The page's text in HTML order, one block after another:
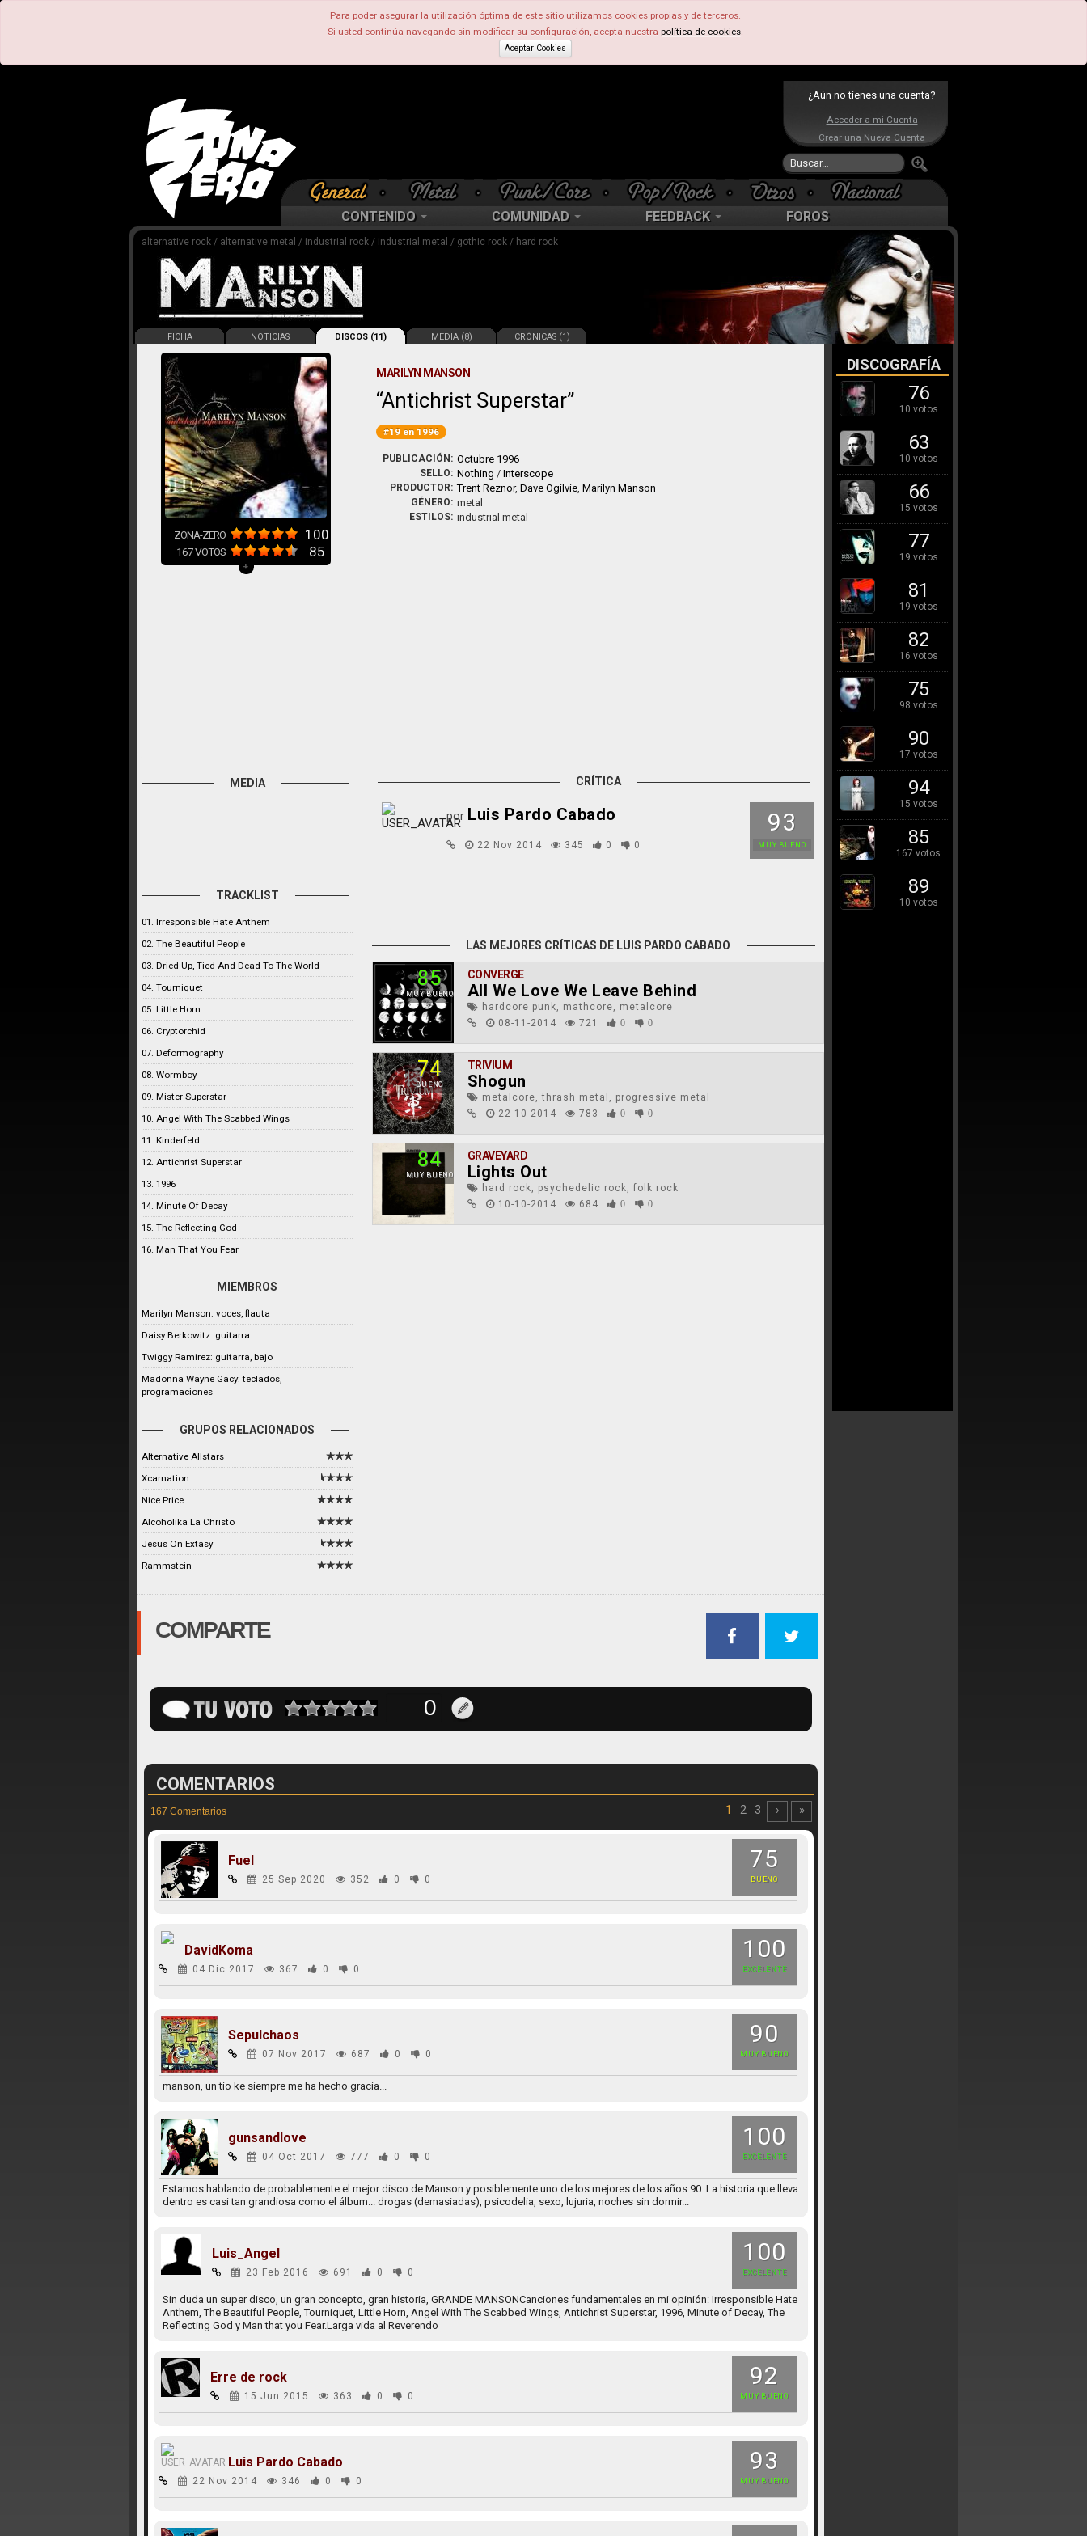
Para poder asegurar la utilización óptima de este sitio utilizamos cookies propias y de terceros.
Si usted continúa navegando sin modificar su configuración, acepta nuestra política de cookies.
Aceptar Cookies
¿Aún no tienes una cuenta?
Acceder a mi Cuenta
Crear una Nueva Cuenta
CONTENIDO COMUNIDAD FEEDBACK FOROS
alternative rock / alternative metal / industrial rock / industrial metal / gothic rock / hard rock
FICHA NOTICIAS DISCOS (11) MEDIA (8) CRÓNICAS (1)
ZONA-ZERO 100
167VOTOS 85
+
MARILYN MANSON
Antichrist Superstar
#19 en 1996
PUBLICACIÓN: Octubre 1996
SELLO: Nothing /Interscope
PRODUCTOR: Trent Reznor,Dave Ogilvie,Marilyn Manson
GÉNERO: metal
ESTILOS: industrial metal
MEDIA
TRACKLIST
01. Irresponsible Hate Anthem
02. The Beautiful People
03. Dried Up, Tied And Dead To The World
04. Tourniquet
05. Little Horn
06. Cryptorchid
07. Deformography
08. Wormboy
09. Mister Superstar
10. Angel With The Scabbed Wings
11. Kinderfeld
12. Antichrist Superstar
13. 1996
14. Minute Of Decay
15. The Reflecting God
16. Man That You Fear
MIEMBROS
Marilyn Manson: voces, flauta
Daisy Berkowitz: guitarra
Twiggy Ramirez: guitarra, bajo
Madonna Wayne Gacy: teclados,
programaciones
GRUPOS RELACIONADOS
Alternative Allstars
Xcarnation
Nice Price
Alcoholika La Christo
Jesus On Extasy
Rammstein
CRÍTICA
93
MUY BUENO
por Luis Pardo Cabado
22 Nov 2014 345 0 0
LAS MEJORES CRÍTICAS DE LUIS PARDO CABADO
85
MUY BUENO
CONVERGE
All We Love We Leave Behind
hardcore punk, mathcore, metalcore
08-11-2014
721 0 0
74
BUENO
TRIVIUM
Shogun
metalcore, thrash metal, progressive metal
22-10-2014
783 0 0
84
MUY BUENO
GRAVEYARD
Lights Out
hard rock, psychedelic rock, folk rock
10-10-2014
684 0 0
COMPARTE
COMENTARIOS
167 Comentarios 1 2 3 › »
75
BUENO
Fuel
25 Sep 2020 352 0 0
100
EXCELENTE
DavidKoma
04 Dic 2017 367 0 0
90
MUY BUENO
Sepulchaos
07 Nov 2017 687 0 0
manson, un tio ke siempre me ha hecho gracia...
100
EXCELENTE
gunsandlove
04 Oct 2017 777 0 0
Estamos hablando de probablemente el mejor disco de Manson y posiblemente uno de los mejores de los años 90. La historia que lleva
dentro es casi tan grandiosa como el álbum... drogas (demasiadas), psicodelia, sexo, lujuria, noches sin dormir...
100
EXCELENTE
Luis_Angel
23 Feb 2016 691 0 0
Sin duda un super disco, un gran concepto, gran historia, GRANDE MANSONCanciones fundamentales en mi opinión: Irresponsible Hate
Anthem, The Beautiful People, Tourniquet, Little Horn, Angel With The Scabbed Wings, Antichrist Superstar, 1996, Minute of Decay, The
Reflecting God y Man that you Fear.Larga vida al Reverendo
92
MUY BUENO
Erre de rock
15 Jun 2015 363 0 0
93
MUY BUENO
Luis Pardo Cabado
22 Nov 2014 346 0 0
DISCOGRAFÍA
76
10 votos
63
10 votos
66
15 votos
77
19 votos
81
19 votos
82
16 votos
75
98 votos
90
17 votos
94
15 votos
85
167 votos
89
10 votos